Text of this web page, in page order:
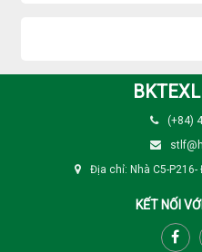
(+84)
Địa chỉ: Nhà C5-
KẾT NỐI